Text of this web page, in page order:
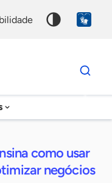
Dados
para
chave
como usar
negócios